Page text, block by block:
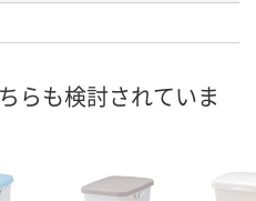
8月11日（火）
カゴへ カ
らも検討されていま